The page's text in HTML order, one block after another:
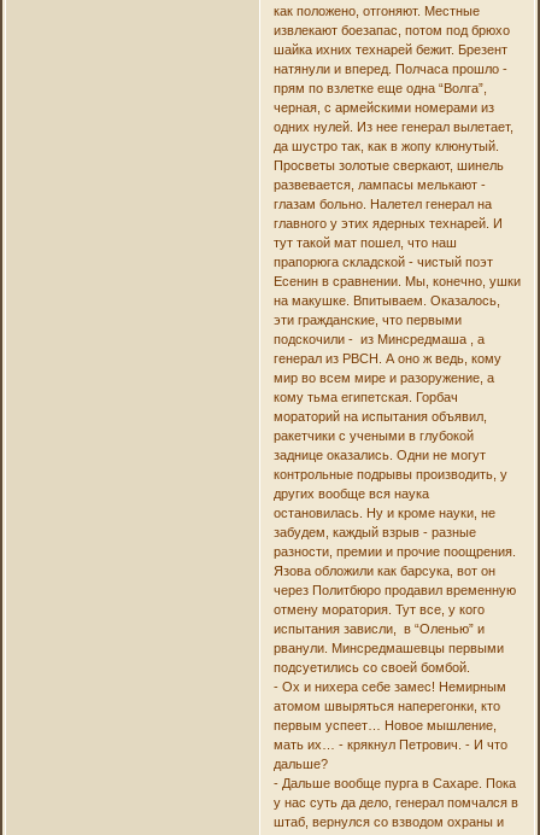
как положено, отгоняют. Местные
извлекают боезапас, потом под брюхо
шайка ихних технарей бежит. Брезент
натянули и вперед. Полчаса прошло -
прям по взлетке еще одна “Волга”,
черная, с армейскими номерами из
одних нулей. Из нее генерал вылетает,
да шустро так, как в жопу клюнутый.
Просветы золотые сверкают, шинель
развевается, лампасы мелькают -
глазам больно. Налетел генерал на
главного у этих ядерных технарей. И
тут такой мат пошел, что наш
прапорюга складской - чистый поэт
Есенин в сравнении. Мы, конечно, ушки
на макушке. Впитываем. Оказалось,
эти гражданские, что первыми
подскочили - из Минсредмаша , а
генерал из РВСН. А оно ж ведь, кому
мир во всем мире и разоружение, а
кому тьма египетская. Горбач
мораторий на испытания объявил,
ракетчики с учеными в глубокой
заднице оказались. Одни не могут
контрольные подрывы производить, у
других вообще вся наука
остановилась. Ну и кроме науки, не
забудем, каждый взрыв - разные
разности, премии и прочие поощрения.
Язова обложили как барсука, вот он
через Политбюро продавил временную
отмену моратория. Тут все, у кого
испытания зависли, в “Оленью” и
рванули. Минсредмашевцы первыми
подсуетились со своей бомбой.
- Ох и нихера себе замес! Немирным
атомом швыряться наперегонки, кто
первым успеет… Новое мышление,
мать их… - крякнул Петрович. - И что
дальше?
- Дальше вообще пурга в Сахаре. Пока
у нас суть да дело, генерал помчался в
штаб, вернулся со взводом охраны и